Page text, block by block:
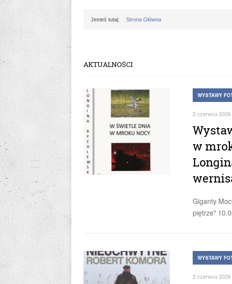
Jesteś tutaj: Strona Główna
AKTUALNOŚCI
WYSTAWY
2 czerwca 2026
w
Giganty
piętrze"
WYSTAWY
2 czerwca 2026